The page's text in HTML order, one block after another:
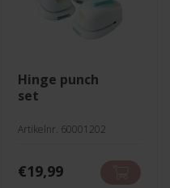
hinge punch
set
Artikelnr. 60001202
€19,99